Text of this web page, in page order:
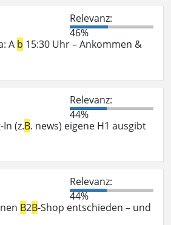
Relevanz:
46%
A b 15:30 Uhr – Ankommen &
Relevanz:
44%
(z.B. news) eigene H1 ausgibt
Relevanz:
44%
B2B-Shop entschieden – und